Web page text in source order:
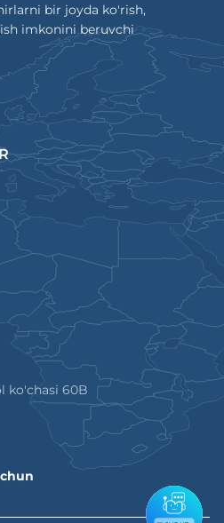
bir joyda ko'rish,
imkonini beruvchi
ko'chasi 60B